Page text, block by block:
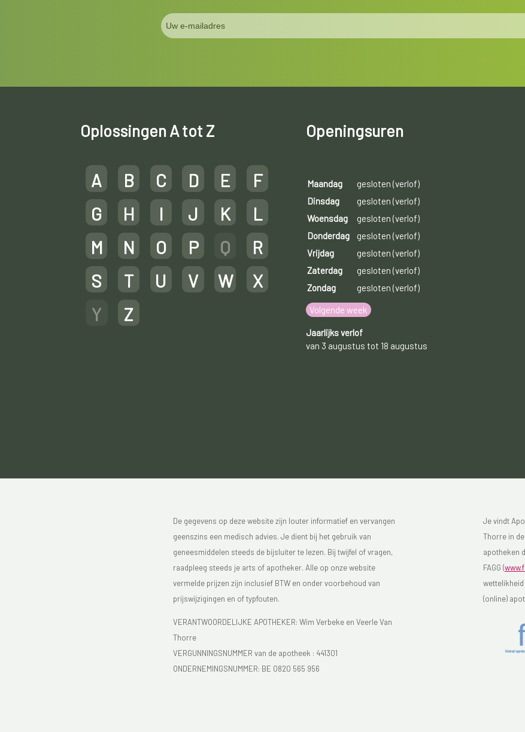
Oplossingen A tot Z
A B C D E
F
G
H I J K
L
M
N O P Q
R
S
T U V W
X
Y
Z
Openingsuren
Maandag
gesloten (verlof)
Dinsdag
gesloten (verlof)
Woensdag
gesloten (verlof)
Donderdag
gesloten (verlof)
Vrijdag
gesloten (verlof)
Zaterdag
gesloten (verlof)
Zondag
gesloten (verlof)
Volgende week
Jaarlijks verlof
van 3 augustus tot 18 augustus
De gegevens op deze website zijn louter informatief en vervangen
geenszins een medisch advies. Je dient bij het gebruik van
geneesmiddelen steeds de bijsluiter te lezen. Bij twijfel of vragen,
raadpleeg steeds je arts of apotheker. Alle op onze website
vermelde prijzen zijn inclusief BTW en onder voorbehoud van
prijswijzigingen en of typfouten.
VERANTWOORDELIJKE APOTHEKER: Wim Verbeke en Veerle Van
Thorre
VERGUNNINGSNUMMER van de apotheek : 441301
ONDERNEMINGSNUMMER: BE 0820 565 956
Je vindt
Thorre in de
apotheken
FAGG (
(online)